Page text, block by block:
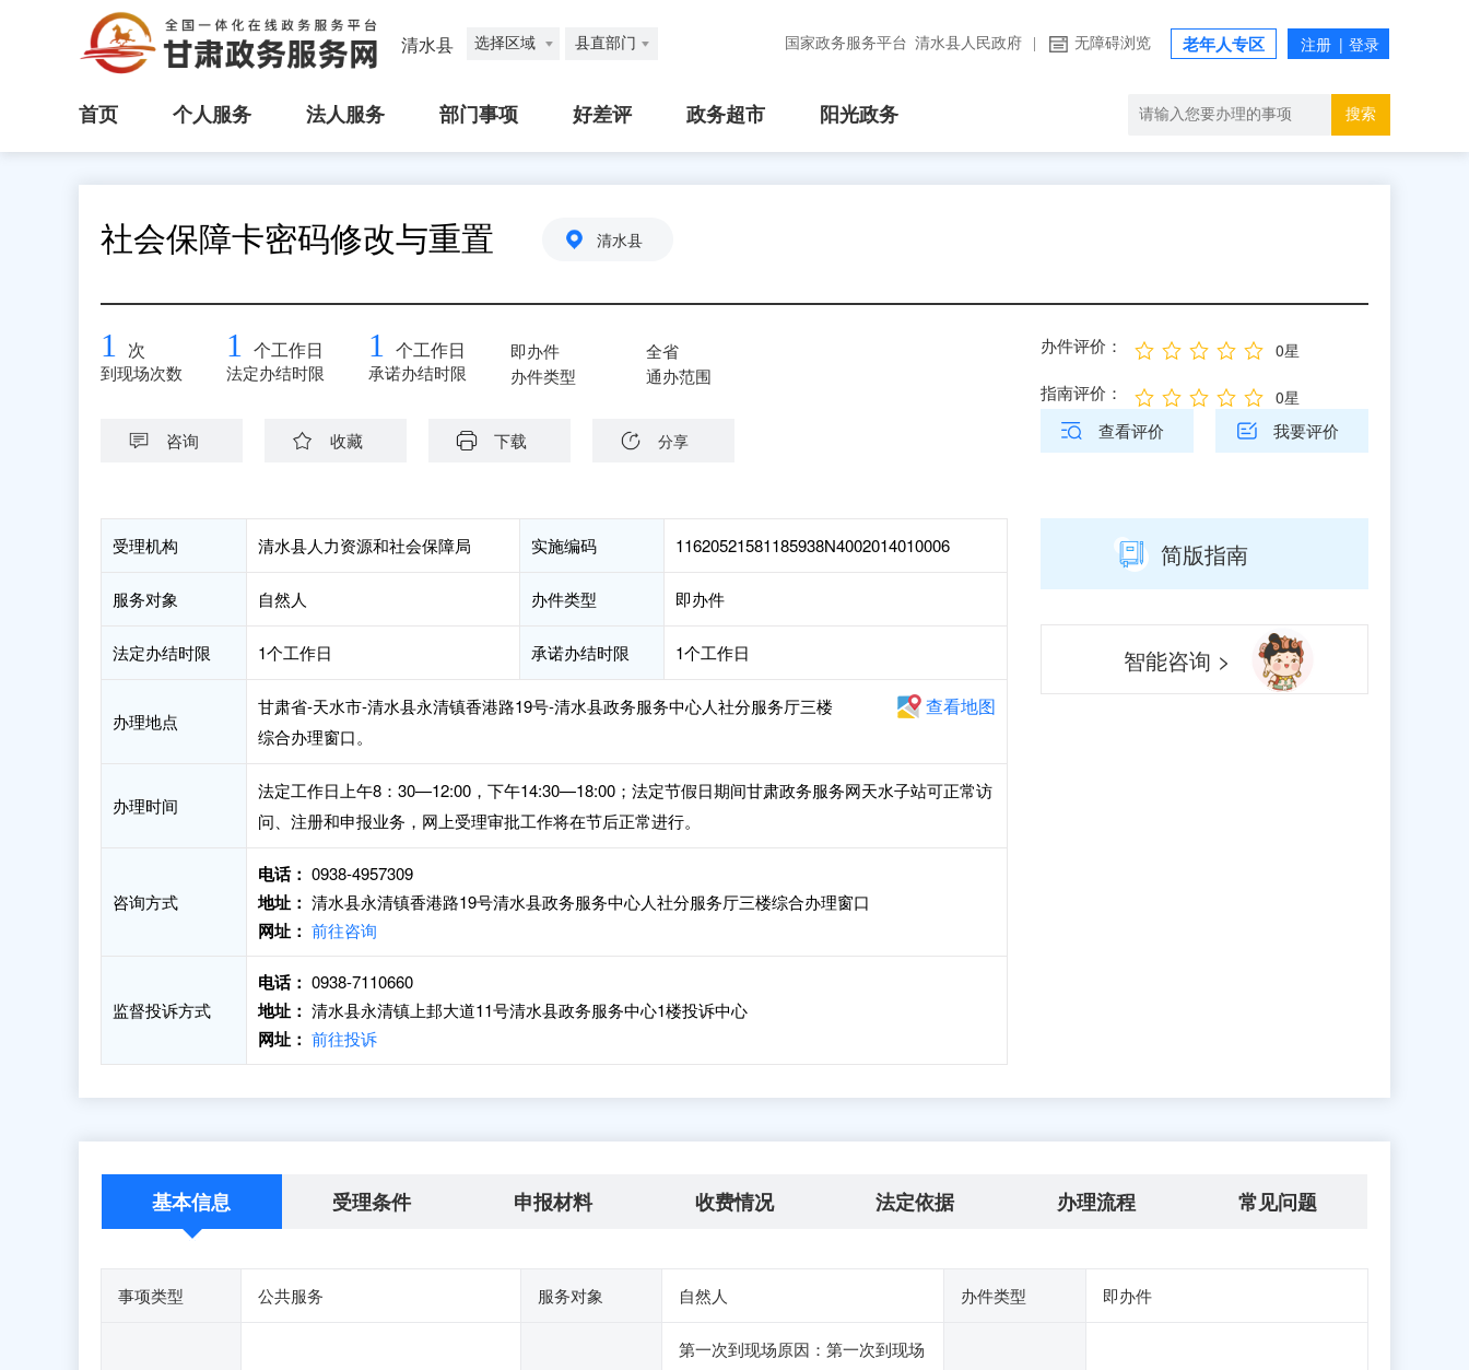
清水县 选择区域 县直部门 国家政务服务平台 清水县人民政府 无障碍浏览 老年人专区
首页 个人服务 法人服务 部门事项 好差评 政务超市 阳光政务 搜索
社会保障卡密码修改与重置 清水县
1 次
到现场次数
1 个工作日
法定办结时限
1 个工作日
承诺办结时限
即办件
办件类型
全省
通办范围
咨询 收藏 下载 分享
办件评价： 0星
指南评价： 0星
查看评价 我要评价
受理机构 清水县人力资源和社会保障局 实施编码 11620521581185938N4002014010006
服务对象 自然人 办件类型 即办件
法定办结时限 1个工作日 承诺办结时限 1个工作日
办理地点
甘肃省-天水市-清水县永清镇香港路19号-清水县政务服务中心人社分服务厅三楼
综合办理窗口。
查看地图
办理时间
法定工作日上午8：30—12:00，下午14:30—18:00；法定节假日期间甘肃政务服务网天水子站可正常访
问、注册和申报业务，网上受理审批工作将在节后正常进行。
咨询方式
电话： 0938-4957309
地址： 清水县永清镇香港路19号清水县政务服务中心人社分服务厅三楼综合办理窗口
网址： 前往咨询
监督投诉方式
电话： 0938-7110660
地址： 清水县永清镇上邽大道11号清水县政务服务中心1楼投诉中心
网址： 前往投诉
简版指南
智能咨询 >
基本信息 受理条件 申报材料 收费情况 法定依据 办理流程 常见问题
事项类型 公共服务 服务对象 自然人 办件类型 即办件
第一次到现场原因：第一次到现场